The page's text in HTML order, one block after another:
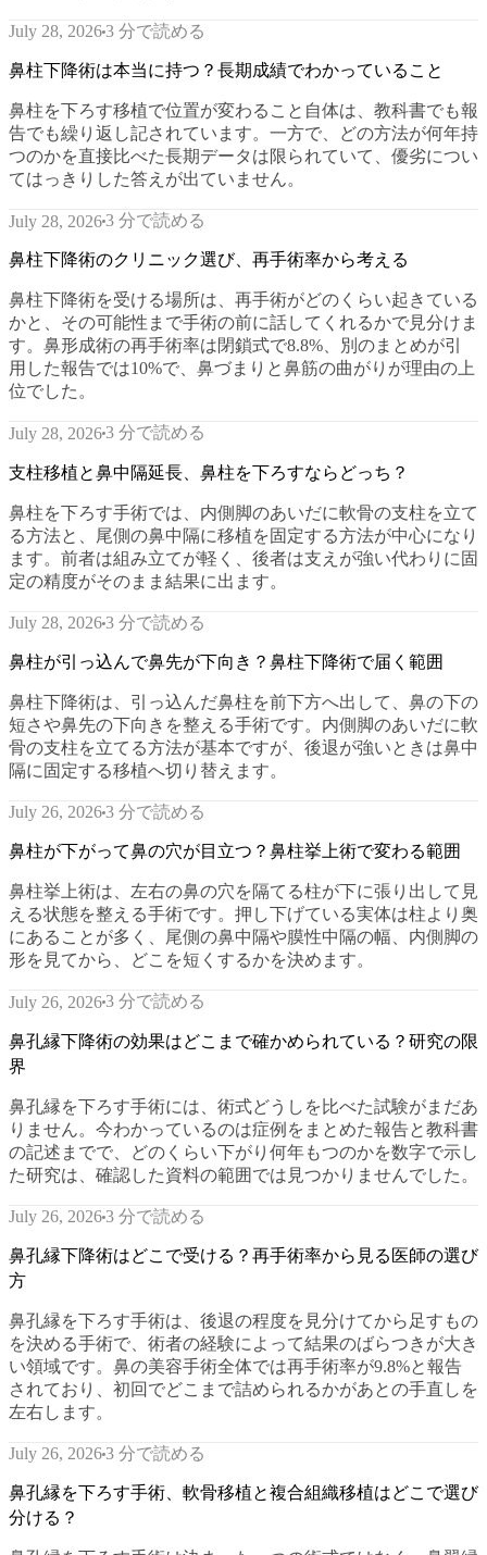
July 28, 20263 分で読める
鼻柱下降術は本当に持つ？長期成績でわかっていること
鼻柱を下ろす移植で位置が変わること自体は、教科書でも報
告でも繰り返し記されています。一方で、どの方法が何年持
つのかを直接比べた長期データは限られていて、優劣につい
てはっきりした答えが出ていません。
July 28, 20263 分で読める
鼻柱下降術のクリニック選び、再手術率から考える
鼻柱下降術を受ける場所は、再手術がどのくらい起きている
かと、その可能性まで手術の前に話してくれるかで見分けま
す。鼻形成術の再手術率は閉鎖式で8.8%、別のまとめが引
用した報告では10%で、鼻づまりと鼻筋の曲がりが理由の上
位でした。
July 28, 20263 分で読める
支柱移植と鼻中隔延長、鼻柱を下ろすならどっち？
鼻柱を下ろす手術では、内側脚のあいだに軟骨の支柱を立て
る方法と、尾側の鼻中隔に移植を固定する方法が中心になり
ます。前者は組み立てが軽く、後者は支えが強い代わりに固
定の精度がそのまま結果に出ます。
July 28, 20263 分で読める
鼻柱が引っ込んで鼻先が下向き？鼻柱下降術で届く範囲
鼻柱下降術は、引っ込んだ鼻柱を前下方へ出して、鼻の下の
短さや鼻先の下向きを整える手術です。内側脚のあいだに軟
骨の支柱を立てる方法が基本ですが、後退が強いときは鼻中
隔に固定する移植へ切り替えます。
July 26, 20263 分で読める
鼻柱が下がって鼻の穴が目立つ？鼻柱挙上術で変わる範囲
鼻柱挙上術は、左右の鼻の穴を隔てる柱が下に張り出して見
える状態を整える手術です。押し下げている実体は柱より奥
にあることが多く、尾側の鼻中隔や膜性中隔の幅、内側脚の
形を見てから、どこを短くするかを決めます。
July 26, 20263 分で読める
鼻孔縁下降術の効果はどこまで確かめられている？研究の限
界
鼻孔縁を下ろす手術には、術式どうしを比べた試験がまだあ
りません。今わかっているのは症例をまとめた報告と教科書
の記述までで、どのくらい下がり何年もつのかを数字で示し
た研究は、確認した資料の範囲では見つかりませんでした。
July 26, 20263 分で読める
鼻孔縁下降術はどこで受ける？再手術率から見る医師の選び
方
鼻孔縁を下ろす手術は、後退の程度を見分けてから足すもの
を決める手術で、術者の経験によって結果のばらつきが大き
い領域です。鼻の美容手術全体では再手術率が9.8%と報告
されており、初回でどこまで詰められるかがあとの手直しを
左右します。
July 26, 20263 分で読める
鼻孔縁を下ろす手術、軟骨移植と複合組織移植はどこで選び
分ける？